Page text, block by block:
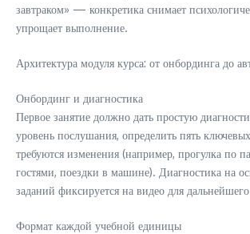
завтраком» — конкретика снимает
упрощает выполнение.
Архитектура модуля курса: от онбординга до
Онбординг и диагностика
Первое занятие должно дать простую
уровень послушания, определить пять
требуются изменения (например, прогулка по
гостями, поездки в машине). Диагностика на
заданий фиксируется на видео для
Формат каждой учебной единицы